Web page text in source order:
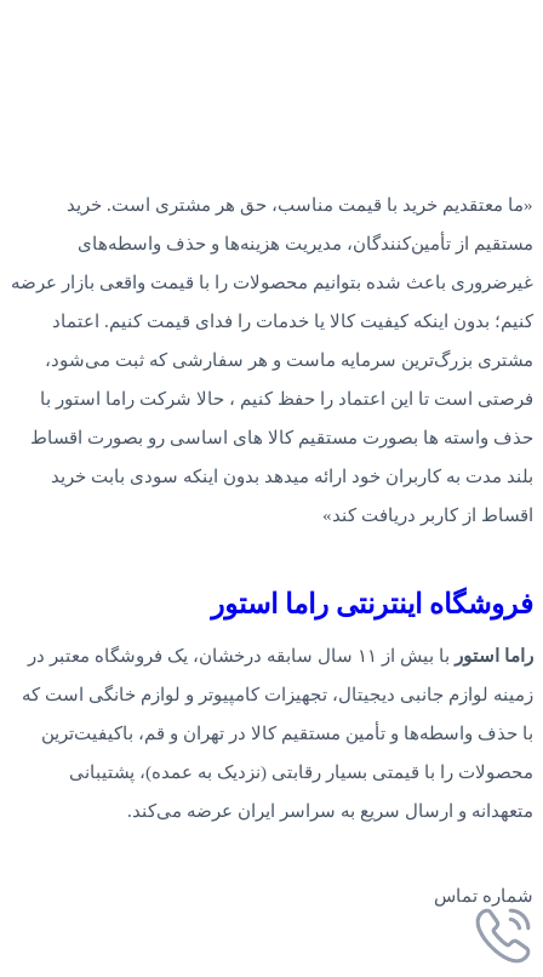
«ما معتقدیم خرید با قیمت مناسب، حق هر مشتری است. خرید
مستقیم از تأمین‌کنندگان، مدیریت هزینه‌ها و حذف واسطه‌های
غیرضروری باعث شده بتوانیم محصولات را با قیمت واقعی بازار عرضه
کنیم؛ بدون اینکه کیفیت کالا یا خدمات را فدای قیمت کنیم. اعتماد
مشتری بزرگ‌ترین سرمایه ماست و هر سفارشی که ثبت می‌شود،
فرصتی است تا این اعتماد را حفظ کنیم ، حالا شرکت راما استور با
حذف واسته ها بصورت مستقیم کالا های اساسی رو بصورت اقساط
بلند مدت به کاربران خود ارائه میدهد بدون اینکه سودی بابت خرید
اقساط از کاربر دریافت کند»
فروشگاه‌ اینترنتی‌ راما استور
راما استور
با بیش از ۱۱ سال سابقه درخشان، یک فروشگاه معتبر در
زمینه لوازم جانبی دیجیتال، تجهیزات کامپیوتر و لوازم خانگی است که
با حذف واسطه‌ها و تأمین مستقیم کالا در تهران و قم، باکیفیت‌ترین
محصولات را با قیمتی بسیار رقابتی (نزدیک به عمده)، پشتیبانی
متعهدانه و ارسال سریع به سراسر ایران عرضه می‌کند.
شماره تماس